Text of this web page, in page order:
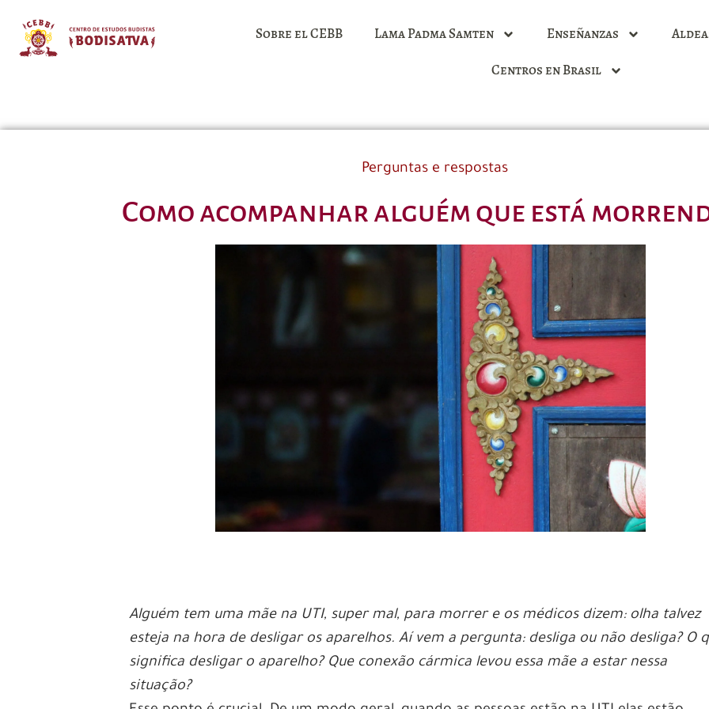
Sobre el CEBB Lama Padma Samten Enseñanzas
Centros en Brasil
Perguntas e respostas
Como acompanhar alguém que está
Alguém tem uma mãe na UTI, super mal, para morrer e os médicos dizem: olha talvez
esteja na hora de desligar os aparelhos. Aí vem a pergunta: desliga ou não desliga? O
significa desligar o aparelho? Que conexão cármica levou essa mãe a estar nessa
situação?